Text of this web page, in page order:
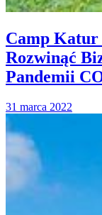
Camp Katur
Rozwinąć
Pandemii
31 marca 2022